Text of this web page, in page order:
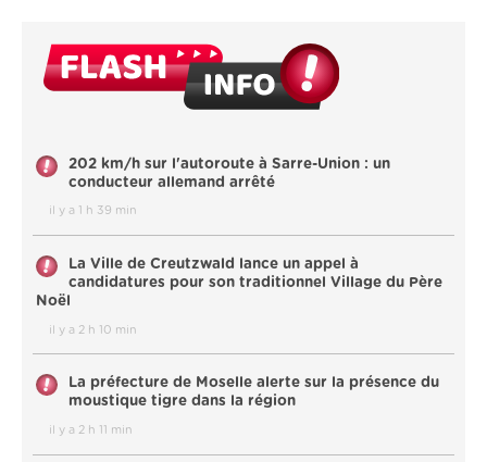
202 km/h sur l'autoroute à Sarre-Union : un
conducteur allemand arrêté
il y a 1 h 39 min
La Ville de Creutzwald lance un appel à
candidatures pour son traditionnel Village du Père
Noël
il y a 2 h 10 min
La préfecture de Moselle alerte sur la présence du
moustique tigre dans la région
il y a 2 h 11 min